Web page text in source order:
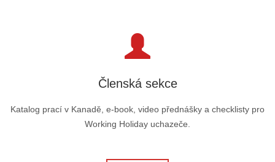
Členská sekce
Katalog prací v Kanadě, e-book, video přednášky a checklisty pro
Working Holiday uchazeče.